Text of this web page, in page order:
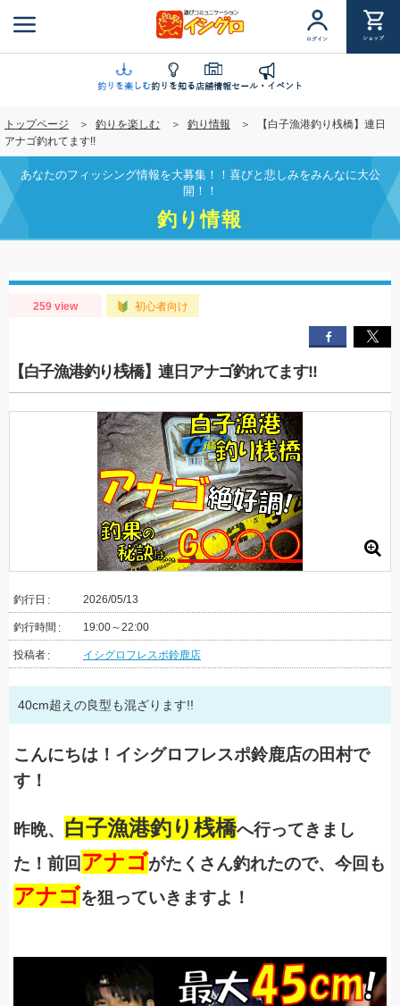
ン
ツ
移
動
ログイン ショップ
釣りを楽しむ釣りを知る店舗情報セール・イベント
トップページ 釣りを楽しむ 釣り情報
【白子漁港釣り桟橋】連日
アナゴ釣れてます!!
あなたのフィッシング情報を大募集！！喜びと悲しみをみんなに大公
開！！
釣り情報
259 view 初心者向け
【白子漁港釣り桟橋】連日アナゴ釣れてます!!
釣行日 2026/05/13
釣行時間 19:00～22:00
投稿者 イシグロフレスポ鈴鹿店
40cm超えの良型も混ざります!!
こんにちは！イシグロフレスポ鈴鹿店の田村で
す！
昨晩、 白子漁港釣り桟橋へ行ってきまし
た！前回 アナゴがたくさん釣れたので、今回も
アナゴを狙っていきますよ！